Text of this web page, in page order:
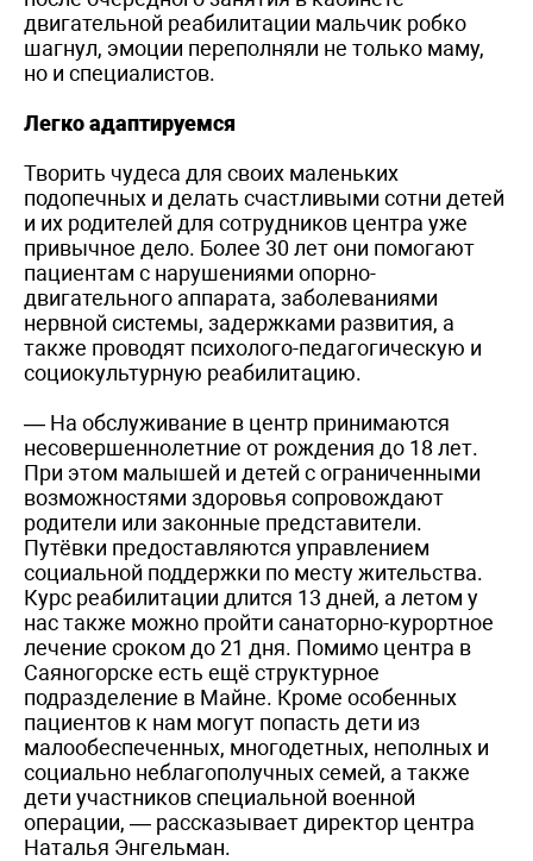
двигательной реабилитации мальчик робко
шагнул, эмоции переполняли не только маму,
но и специалистов.
Легко адаптируемся
Творить чудеса для своих маленьких
подопечных и делать счастливыми сотни детей
и их родителей для сотрудников центра уже
привычное дело. Более 30 лет они помогают
пациентам с нарушениями опорно-
двигательного аппарата, заболеваниями
нервной системы, задержками развития, а
также проводят психолого-педагогическую и
социокультурную реабилитацию.
— На обслуживание в центр принимаются
несовершеннолетние от рождения до 18 лет.
При этом малышей и детей с ограниченными
возможностями здоровья сопровождают
родители или законные представители.
Путёвки предоставляются управлением
социальной поддержки по месту жительства.
Курс реабилитации длится 13 дней, а летом у
нас также можно пройти санаторно-курортное
лечение сроком до 21 дня. Помимо центра в
Саяногорске есть ещё структурное
подразделение в Майне. Кроме особенных
пациентов к нам могут попасть дети из
малообеспеченных, многодетных, неполных и
социально неблагополучных семей, а также
дети участников специальной военной
операции, — рассказывает директор центра
Наталья Энгельман.